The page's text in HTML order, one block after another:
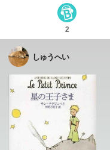
2
しゅうへい